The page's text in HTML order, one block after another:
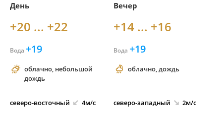
День
+20 ... +22
Вода +19
облачно, небольшой
дождь
северо-восточный 4м/с
Вечер
+14 ... +16
Вода +19
облачно, дождь
северо-западный 2м/с